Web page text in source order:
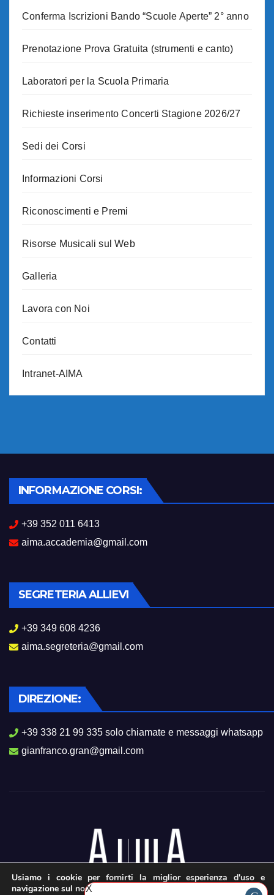
Conferma Iscrizioni Bando “Scuole Aperte” 2° anno
Prenotazione Prova Gratuita (strumenti e canto)
Laboratori per la Scuola Primaria
Richieste inserimento Concerti Stagione 2026/27
Sedi dei Corsi
Informazioni Corsi
Riconoscimenti e Premi
Risorse Musicali sul Web
Galleria
Lavora con Noi
Contatti
Intranet-AIMA
INFORMAZIONE CORSI:
+39 352 011 6413
aima.accademia@gmail.com
SEGRETERIA ALLIEVI
+39 349 608 4236
aima.segreteria@gmail.com
DIREZIONE:
+39 338 21 99 335 solo chiamate e messaggi whatsapp
gianfranco.gran@gmail.com
X
Usiamo i cookie per fornirti la miglior esperienza d'uso e
navigazione sul nostro sito web.